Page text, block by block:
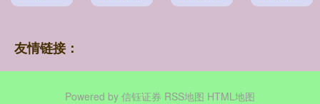
友情链接：
Powered by 信钰证券 RSS地图 HTML地图